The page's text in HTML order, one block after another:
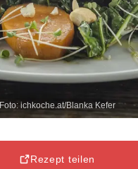
Foto: ichkoche.at/Blanka Kefer
Rezept teilen